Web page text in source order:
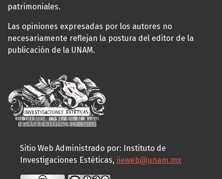
patrimoniales.
Las opiniones expresadas por los autores no
necesariamente reflejan la postura del editor de la
publicación de la UNAM.
Sitio Web Administrado por: Instituto de
Investigaciones Estéticas, iieweb@unam.mx